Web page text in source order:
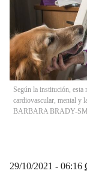
Según la institución, esta
cardiovascular, mental y
BARBARA BRADY-
29/10/2021 - 06:16